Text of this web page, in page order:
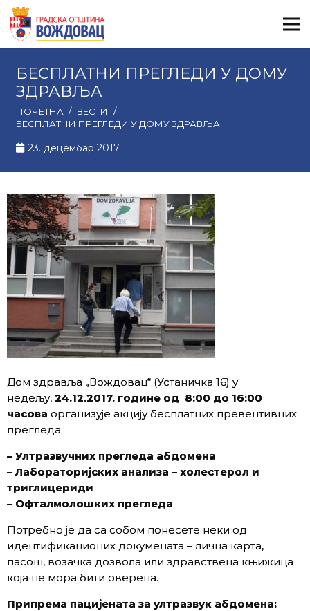
БЕСПЛАТНИ ПРЕГЛЕДИ У ДОМУ
ЗДРАВЉА
ПОЧЕТНА / ВЕСТИ
/
БЕСПЛАТНИ ПРЕГЛЕДИ У ДОМУ ЗДРАВЉА
23. децембар 2017.
Дом здравља „Вождовац“ (Устаничка 16) у
недељу, 24.12.2017. године од 8:00 до 16:00
часова организује акцију бесплатних превентивних
прегледа:
– Ултразвучних прегледа абдомена
–Лабораторијских анализа – холестерол и
триглицериди
– Офталмолошких прегледа
Потребно је да са собом понесете неки од
идентификационих докумената – лична карта,
пасош, возачка дозвола или здравствена књижица
која не мора бити оверена.
Припрема пацијената за ултразвук абдомена: